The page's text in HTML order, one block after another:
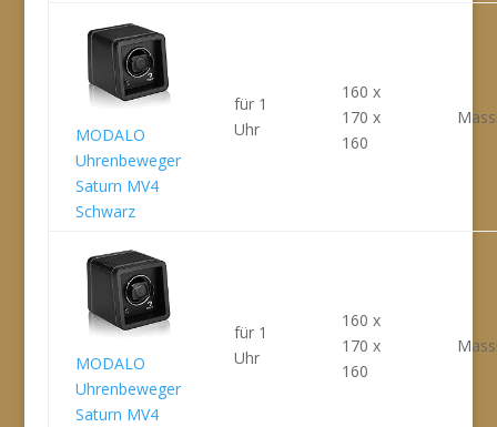
MODALO
Uhrenbeweger
Saturn MV4
Schwarz
für 1
Uhr
160 x
170 x
160
MODALO
Uhrenbeweger
Saturn MV4
für 1
Uhr
160 x
170 x
160